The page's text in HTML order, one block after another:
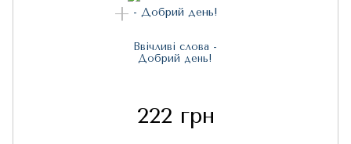
Ввічливі слова -
Добрий день!
222 грн